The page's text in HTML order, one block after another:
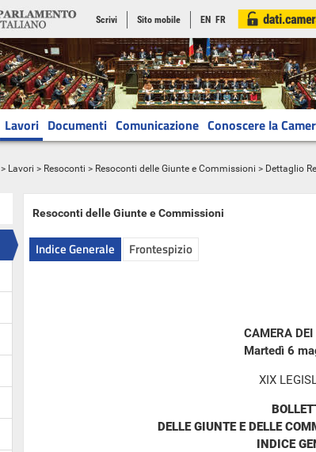
Scrivi Sito mobile EN FR
Lavori Documenti Comunicazione Conoscere la
> Lavori > Resoconti > Resoconti delle Giunte e Commissioni > Dettaglio
Resoconti delle Giunte e Commissioni
Indice Generale Frontespizio
CAMERA DEI
Martedì 6
XIX
DELLE GIUNTE E DELLE
INDICE